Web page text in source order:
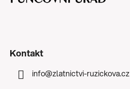
Kontakt
info@zlatnictvi-ruzickova.cz